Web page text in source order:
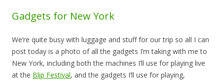
Gadgets for New York
We’re quite busy with luggage and stuff for our trip so all I can
post today is a photo of all the gadgets I’m taking with me to
New York, including both the machines I’ll use for playing live
at the Blip Festival, and the gadgets I’ll use for playing,